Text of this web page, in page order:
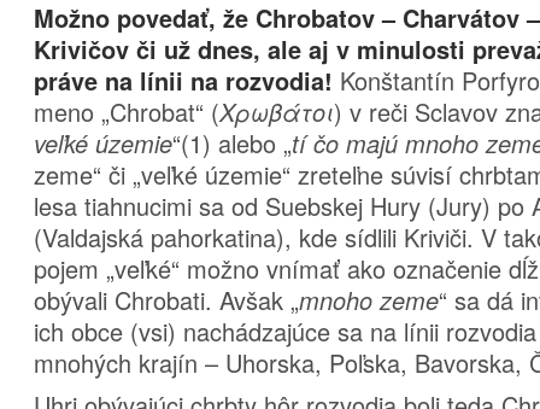
Možno povedať, že Chrobatov – Charvátov
Krivičov či už dnes, ale aj v minulosti
práve na línii na rozvodia! Konštantín
meno „Chrobat“ (Χρωβάτοι) v reči Sclavov
veľké územie“(1) alebo „tí čo majú mnoho
zeme“ či „veľké územie“ zreteľne súvisí
lesa tiahnucimi sa od Suebskej Hury (Jury) po
(Valdajská pahorkatina), kde sídlili Kriviči. V
pojem „veľké“ možno vnímať ako označenie
obývali Chrobati. Avšak „mnoho zeme“ sa dá
ich obce (vsi) nachádzajúce sa na línii
mnohých krajín – Uhorska, Poľska, Bavorska,